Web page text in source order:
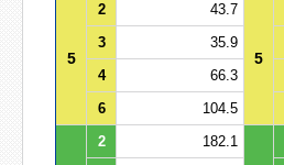
5
2 43.7
5
3
35.9
4
66.3
6
104.5
2 182.1